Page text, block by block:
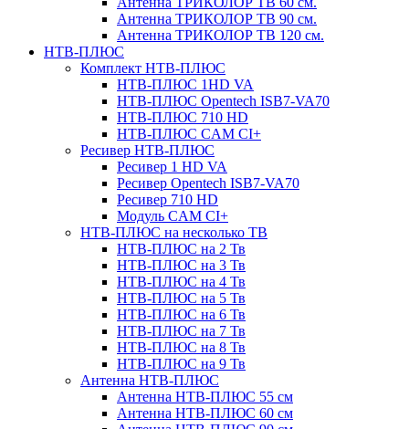
Антенна ТРИКОЛОР ТВ 90 см.
Антенна ТРИКОЛОР ТВ 120 см.
НТВ-ПЛЮС
Комплект НТВ-ПЛЮС
НТВ-ПЛЮС 1HD VA
НТВ-ПЛЮС Opentech ISB7-VA70
НТВ-ПЛЮС 710 HD
НТВ-ПЛЮС CAM CI+
Ресивер НТВ-ПЛЮС
Ресивер 1 HD VA
Ресивер Opentech ISB7-VA70
Ресивер 710 HD
Модуль CAM CI+
НТВ-ПЛЮС на несколько ТВ
НТВ-ПЛЮС на 2 Тв
НТВ-ПЛЮС на 3 Тв
НТВ-ПЛЮС на 4 Тв
НТВ-ПЛЮС на 5 Тв
НТВ-ПЛЮС на 6 Тв
НТВ-ПЛЮС на 7 Тв
НТВ-ПЛЮС на 8 Тв
НТВ-ПЛЮС на 9 Тв
Антенна НТВ-ПЛЮС
Антенна НТВ-ПЛЮС 55 см
Антенна НТВ-ПЛЮС 60 см